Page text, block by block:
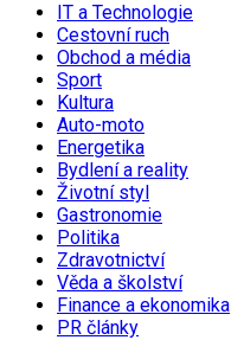
IT a Technologie
Cestovní ruch
Obchod a média
Sport
Kultura
Auto-moto
Energetika
Bydlení a reality
Životní styl
Gastronomie
Politika
Zdravotnictví
Věda a školství
Finance a ekonomika
PR články